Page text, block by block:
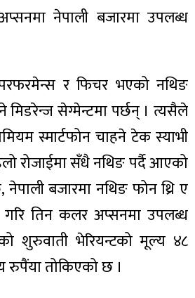
नेपाली बजारमा उपलब्ध
र फिचर भएको नथिङ
मिडरेन्ज सेग्मेन्टमा पर्छन् । त्यसैले
स्मार्टफोन चाहने टेक स्याभी
रोजाईमा सँधै नथिङ पर्दै आएको
बजारमा नथिङ फोन थ्रि ए
गरि तिन कलर अप्सनमा उपलब्ध
शुरुवाती भेरियन्टको मूल्य ४८
रुपैंया तोकिएको छ ।